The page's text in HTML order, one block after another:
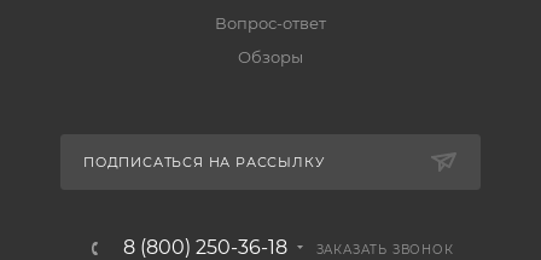
Вопрос-ответ
Обзоры
ПОДПИСАТЬСЯ НА РАССЫЛКУ
8 (800) 250-36-18 ЗАКАЗАТЬ ЗВОНОК